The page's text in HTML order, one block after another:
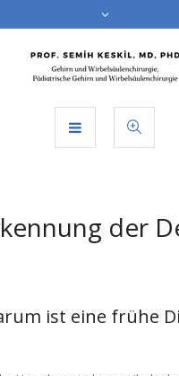
der
ist eine frühe